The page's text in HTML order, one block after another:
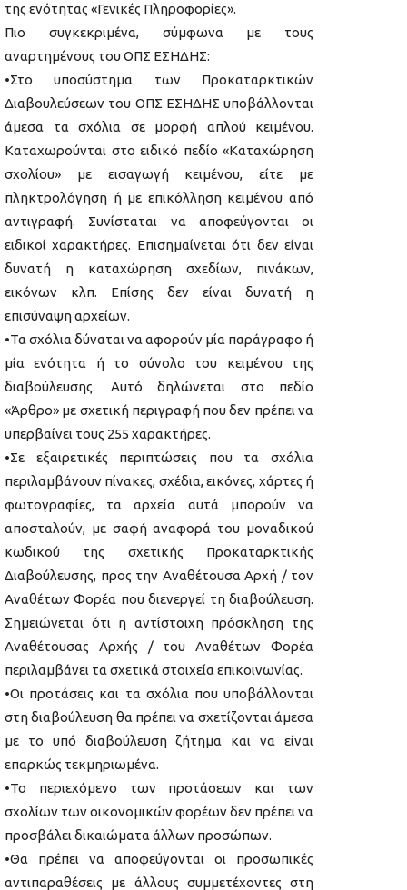
της ενότητας «Γενικές Πληροφορίες».
Πιο συγκεκριμένα, σύμφωνα με τους
αναρτημένους του ΟΠΣ ΕΣΗΔΗΣ:
•Στο υποσύστημα των Προκαταρκτικών
Διαβουλεύσεων του ΟΠΣ ΕΣΗΔΗΣ υποβάλλονται
άμεσα τα σχόλια σε μορφή απλού κειμένου.
Καταχωρούνται στο ειδικό πεδίο «Καταχώρηση
σχολίου» με εισαγωγή κειμένου, είτε με
πληκτρολόγηση ή με επικόλληση κειμένου από
αντιγραφή. Συνίσταται να αποφεύγονται οι
ειδικοί χαρακτήρες. Επισημαίνεται ότι δεν είναι
δυνατή η καταχώρηση σχεδίων, πινάκων,
εικόνων κλπ. Επίσης δεν είναι δυνατή η
επισύναψη αρχείων.
•Τα σχόλια δύναται να αφορούν μία παράγραφο ή
μία ενότητα ή το σύνολο του κειμένου της
διαβούλευσης. Αυτό δηλώνεται στο πεδίο
«Άρθρο» με σχετική περιγραφή που δεν πρέπει να
υπερβαίνει τους 255 χαρακτήρες.
•Σε εξαιρετικές περιπτώσεις που τα σχόλια
περιλαμβάνουν πίνακες, σχέδια, εικόνες, χάρτες ή
φωτογραφίες, τα αρχεία αυτά μπορούν να
αποσταλούν, με σαφή αναφορά του μοναδικού
κωδικού της σχετικής Προκαταρκτικής
Διαβούλευσης, προς την Αναθέτουσα Αρχή / τον
Αναθέτων Φορέα που διενεργεί τη διαβούλευση.
Σημειώνεται ότι η αντίστοιχη πρόσκληση της
Αναθέτουσας Αρχής / του Αναθέτων Φορέα
περιλαμβάνει τα σχετικά στοιχεία επικοινωνίας.
•Οι προτάσεις και τα σχόλια που υποβάλλονται
στη διαβούλευση θα πρέπει να σχετίζονται άμεσα
με το υπό διαβούλευση ζήτημα και να είναι
επαρκώς τεκμηριωμένα.
•Το περιεχόμενο των προτάσεων και των
σχολίων των οικονομικών φορέων δεν πρέπει να
προσβάλει δικαιώματα άλλων προσώπων.
•Θα πρέπει να αποφεύγονται οι προσωπικές
αντιπαραθέσεις με άλλους συμμετέχοντες στη